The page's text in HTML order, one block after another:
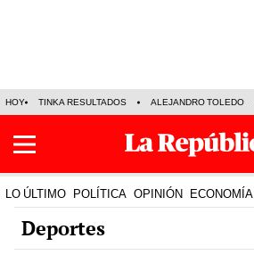
HOY TINKA RESULTADOS ALEJANDRO TOLEDO
LO ÚLTIMO POLÍTICA OPINIÓN ECONOMÍA
Deportes